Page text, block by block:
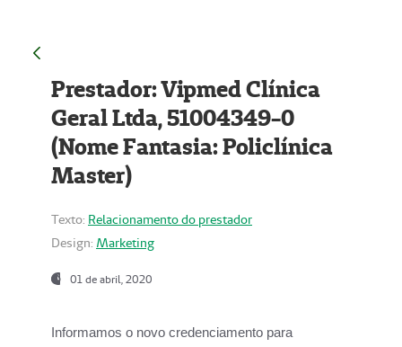
Prestador: Vipmed Clínica
Geral Ltda, 51004349-0
(Nome Fantasia: Policlínica
Master)
Texto: Relacionamento do prestador
Design: Marketing
01 de abril, 2020
Informamos o novo credenciamento para